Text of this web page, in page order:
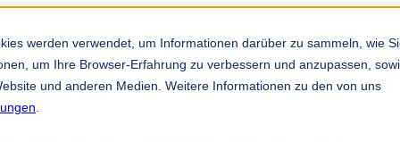
werden verwendet, um Informationen darüber zu sammeln, wie
um Ihre Browser-Erfahrung zu verbessern und anzupassen,
und anderen Medien. Weitere Informationen zu den von uns